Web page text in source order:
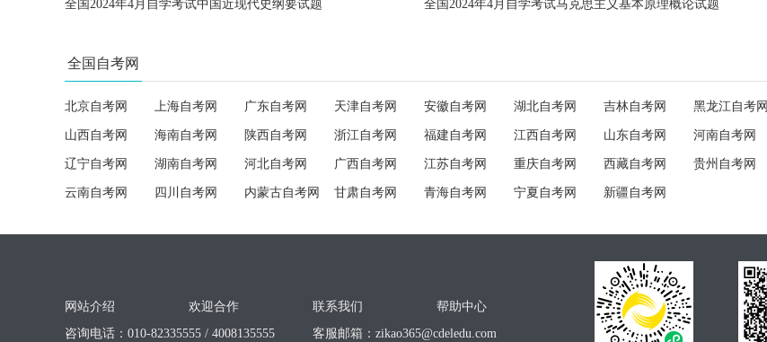
全国2024年4月自学考试中国近现代史纲要试题 全国2024年4月自学考试马克思主义基本原理概论试题
全国自考网
北京自考网 上海自考网 广东自考网 天津自考网 安徽自考网 湖北自考网 吉林自考网 黑龙江自考网
山西自考网 海南自考网 陕西自考网 浙江自考网 福建自考网 江西自考网 山东自考网 河南自考网
辽宁自考网 湖南自考网 河北自考网 广西自考网 江苏自考网 重庆自考网 西藏自考网 贵州自考网
云南自考网 四川自考网 内蒙古自考网 甘肃自考网 青海自考网 宁夏自考网 新疆自考网
网站介绍 欢迎合作 联系我们
帮助中心
咨询电话：010-82335555 / 4008135555
客服邮箱： zikao365@cdeledu.com